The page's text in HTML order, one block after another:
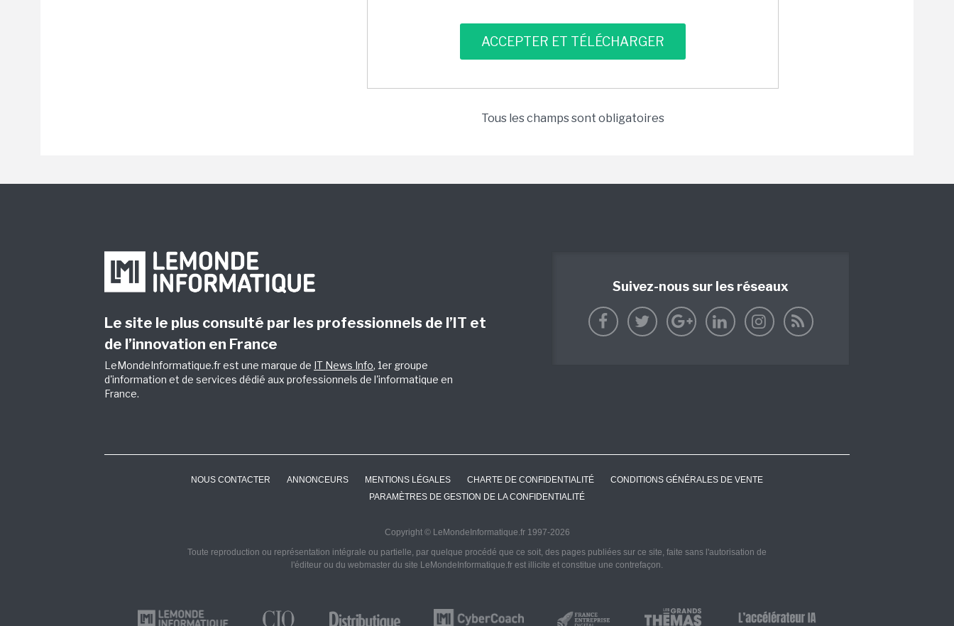
Tous les champs sont obligatoires
Le site le plus consulté par les professionnels de l’IT et
de l’innovation en France
LeMondeInformatique.fr est une marque de IT News Info, 1er groupe
d'information et de services dédié aux professionnels de l'informatique en
France.
Suivez-nous sur les réseaux
NOUS CONTACTER ANNONCEURS MENTIONS LÉGALES CHARTE DE CONFIDENTIALITÉ
CONDITIONS GÉNÉRALES DE VENTE
PARAMÈTRES DE GESTION DE LA CONFIDENTIALITÉ
Copyright © LeMondeInformatique.fr 1997-2026
Toute reproduction ou représentation intégrale ou partielle, par quelque procédé que ce soit, des pages publiées sur ce site, faite sans l'autorisation de
l'éditeur ou du webmaster du site LeMondeInformatique.fr est illicite et constitue une contrefaçon.